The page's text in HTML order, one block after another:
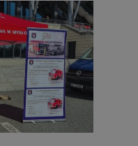
Niesklasyfikowane